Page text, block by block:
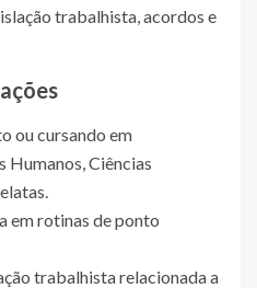
trabalhista, acordos e
ou cursando em
Humanos, Ciências
em rotinas de ponto
trabalhista relacionada a